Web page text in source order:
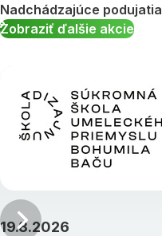
Nadchádzajúce podujatia
Zobraziť ďalšie akcie
19.8.2026Predchádzajúci